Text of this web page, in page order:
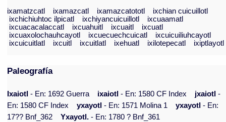
ixamatzcatl
ixamazcatl ixamazcatototl
ixchian cuicuillotl
ixchichiuhtoc ilpicatl
ixchiyancuicuillotl
ixcuaamatl
ixcuacacalaccatl
ixcuahuitl ixcuaitl
ixcuatl
ixcuaxolochauhcayotl
ixcuecuechcuicatl
ixcuicuiliuhcayotl
ixcuicuitlatl
ixcuitl ixcuitlatl ixehuatl ixilotepecatl ixiptlayotl
Paleografía
Ixaiotl - En: 1692 Guerra ixaiotl - En: 1580 CF Index jxaiotl -
En: 1580 CF Index
yxayotl - En: 1571 Molina 1 yxayotl - En:
17?? Bnf_362
Yxayotl. - En: 1780 ? Bnf_361